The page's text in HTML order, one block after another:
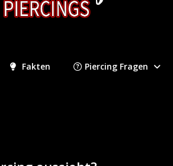
Fakten Piercing Fragen